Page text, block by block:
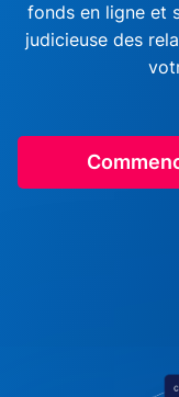
fonds en ligne et
judicieuse des